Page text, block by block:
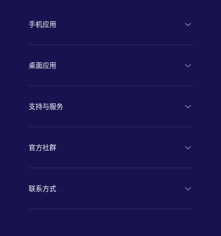
手机应用
桌面应用
支持与服务
官方社群
联系方式